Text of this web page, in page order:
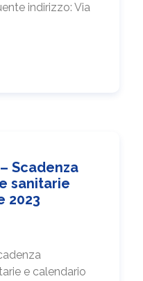
indirizzo: Via
Scadenza
sanitarie
2023
e calendario